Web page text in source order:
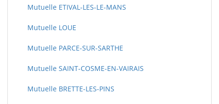
Mutuelle ETIVAL-LES-LE-MANS
Mutuelle LOUE
Mutuelle PARCE-SUR-SARTHE
Mutuelle SAINT-COSME-EN-VAIRAIS
Mutuelle BRETTE-LES-PINS